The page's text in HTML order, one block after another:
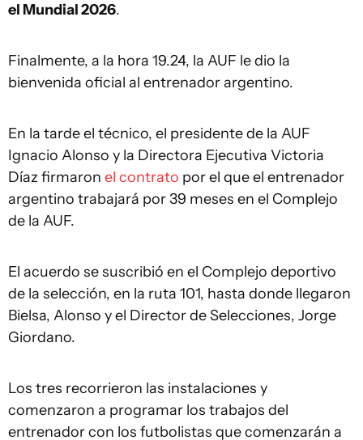
el Mundial 2026.
Finalmente, a la hora 19.24, la AUF le dio la
bienvenida oficial al entrenador argentino.
En la tarde el técnico, el presidente de la AUF
Ignacio Alonso y la Directora Ejecutiva Victoria
Díaz firmaron el contrato por el que el entrenador
argentino trabajará por 39 meses en el Complejo
de la AUF.
El acuerdo se suscribió en el Complejo deportivo
de la selección, en la ruta 101, hasta donde llegaron
Bielsa, Alonso y el Director de Selecciones, Jorge
Giordano.
Los tres recorrieron las instalaciones y
comenzaron a programar los trabajos del
entrenador con los futbolistas que comenzarán a